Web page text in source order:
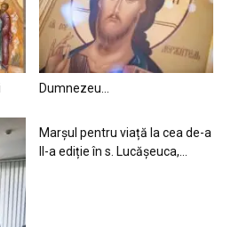
Dumnezeu…
Marșul pentru viață la cea de-a
II-a ediție în s. Lucășeuca,...